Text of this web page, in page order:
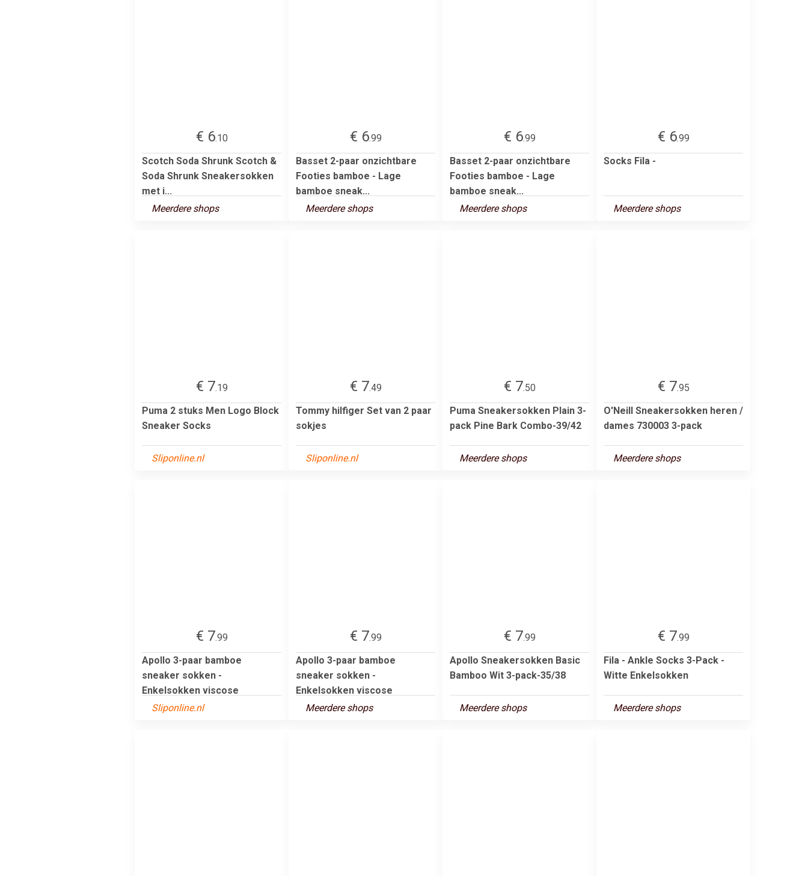
€ 6.10
Scotch Soda Shrunk Scotch &
Soda Shrunk Sneakersokken
met i...
Meerdere shops
€ 6.99
Basset 2-paar onzichtbare
Footies bamboe - Lage
bamboe sneak...
Meerdere shops
€ 6.99
Basset 2-paar onzichtbare
Footies bamboe - Lage
bamboe sneak...
Meerdere shops
€ 6.99
Socks Fila -
Meerdere shops
€ 7.19
Puma 2 stuks Men Logo Block
Sneaker Socks
Sliponline.nl
€ 7.49
Tommy hilfiger Set van 2 paar
sokjes
Sliponline.nl
€ 7.50
Puma Sneakersokken Plain 3-
pack Pine Bark Combo-39/42
Meerdere shops
€ 7.95
O'Neill Sneakersokken heren /
dames 730003 3-pack
Meerdere shops
€ 7.99
Apollo 3-paar bamboe
sneaker sokken -
Enkelsokken viscose
Sliponline.nl
€ 7.99
Apollo 3-paar bamboe
sneaker sokken -
Enkelsokken viscose
Meerdere shops
€ 7.99
Apollo Sneakersokken Basic
Bamboo Wit 3-pack-35/38
Meerdere shops
€ 7.99
Fila - Ankle Socks 3-Pack -
Witte Enkelsokken
Meerdere shops